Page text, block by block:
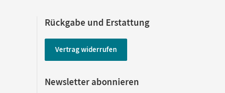
Rückgabe und Erstattung
Vertrag widerrufen
Newsletter abonnieren